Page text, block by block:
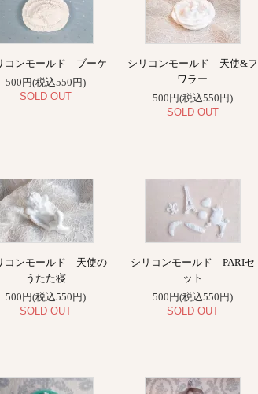
コンモールド ブーケ
500円(税込550円)
SOLD OUT
シリコンモールド 天使&フ
ワラー
500円(税込550円)
SOLD OUT
コンモールド 天使の
うたた寝
500円(税込550円)
SOLD OUT
シリコンモールド PARIセ
ット
500円(税込550円)
SOLD OUT